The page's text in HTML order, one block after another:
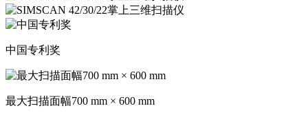
中国专利奖
最大扫描面幅700 mm × 600 mm